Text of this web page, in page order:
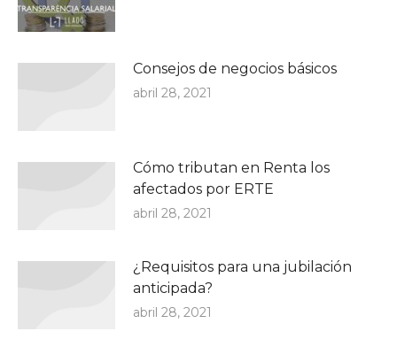
Consejos de negocios básicos
abril 28, 2021
Cómo tributan en Renta los
afectados por ERTE
abril 28, 2021
¿Requisitos para una jubilación
anticipada?
abril 28, 2021